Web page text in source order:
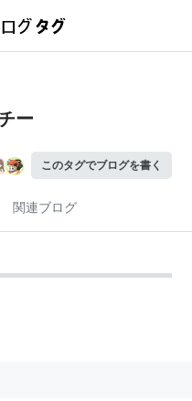
ー
このタグでブログを書く
関連ブログ